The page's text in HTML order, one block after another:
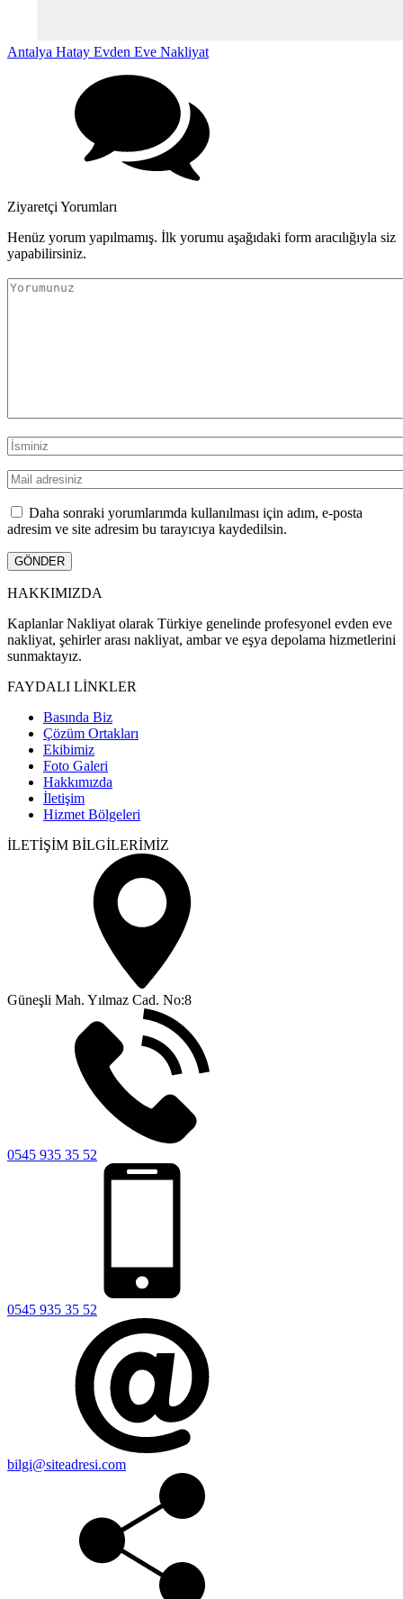
Antalya Hatay Evden Eve Nakliyat
Ziyaretçi Yorumları
Henüz yorum yapılmamış. İlk yorumu aşağıdaki form aracılığıyla siz
yapabilirsiniz.
Daha sonraki yorumlarımda kullanılması için adım, e-posta
adresim ve site adresim bu tarayıcıya kaydedilsin.
HAKKIMIZDA
Kaplanlar Nakliyat olarak Türkiye genelinde profesyonel evden eve
nakliyat, şehirler arası nakliyat, ambar ve eşya depolama hizmetlerini
sunmaktayız.
FAYDALI LİNKLER
Basında Biz
Çözüm Ortakları
Ekibimiz
Foto Galeri
Hakkımızda
İletişim
Hizmet Bölgeleri
İLETİŞİM BİLGİLERİMİZ
Güneşli Mah. Yılmaz Cad. No:8
0545 935 35 52
0545 935 35 52
bilgi@siteadresi.com